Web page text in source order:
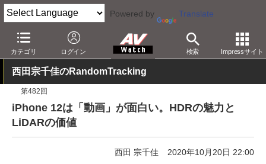
Powered by Translate
カテゴリ ログイン 検索 Impressサイト
AV Watch 製品 スマートフォン iPhone
西田宗千佳のRandomTracking
第482回
iPhone 12は「動画」が面白い。HDRの魅力と
LiDARの価値
西田 宗千佳 2020年10月20日 22:00